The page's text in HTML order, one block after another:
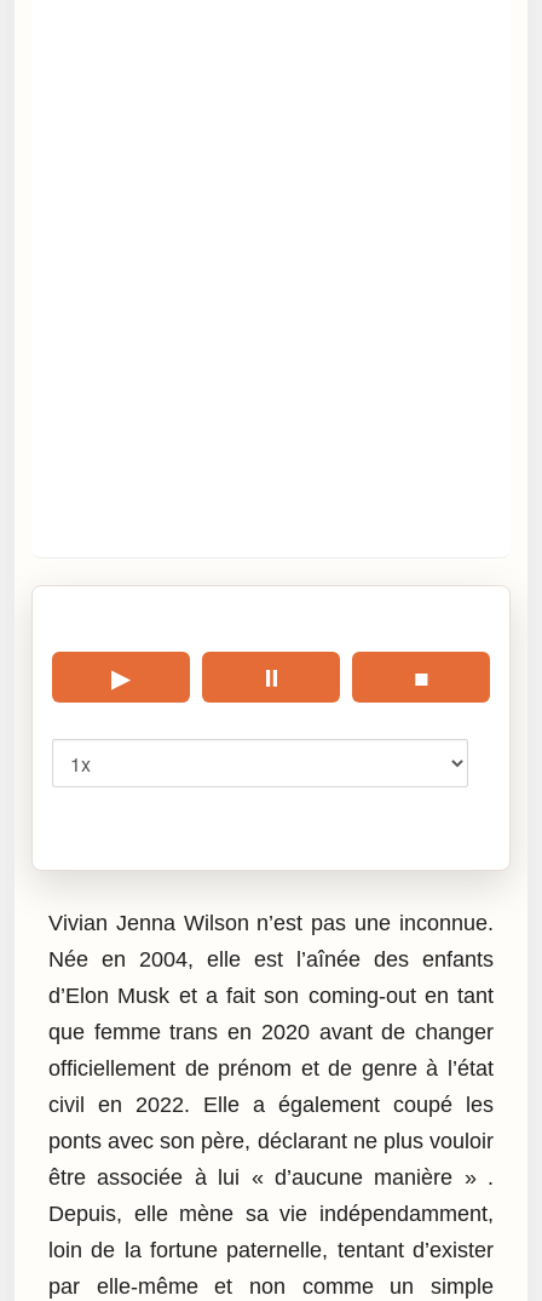
▶ ⏸ ■
Vivian Jenna Wilson n’est pas une inconnue.
Née en 2004, elle est l’aînée des enfants
d’Elon Musk et a fait son coming-out en tant
que femme trans en 2020 avant de changer
officiellement de prénom et de genre à l’état
civil en 2022. Elle a également coupé les
ponts avec son père, déclarant ne plus vouloir
être associée à lui « d’aucune manière » .
Depuis, elle mène sa vie indépendamment,
loin de la fortune paternelle, tentant d’exister
par elle-même et non comme un simple